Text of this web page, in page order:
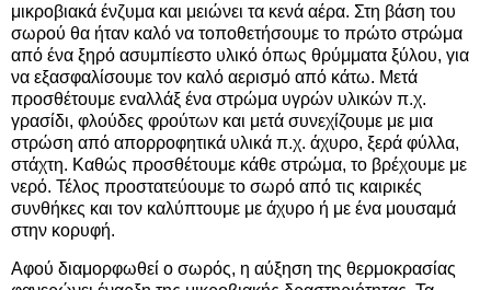
μικροβιακά ένζυμα και μειώνει τα κενά αέρα. Στη βάση του
σωρού θα ήταν καλό να τοποθετήσουμε το πρώτο στρώμα
από ένα ξηρό ασυμπίεστο υλικό όπως θρύμματα ξύλου, για
να εξασφαλίσουμε τον καλό αερισμό από κάτω. Μετά
προσθέτουμε εναλλάξ ένα στρώμα υγρών υλικών π.χ.
γρασίδι, φλούδες φρούτων και μετά συνεχίζουμε με μια
στρώση από απορροφητικά υλικά π.χ. άχυρο, ξερά φύλλα,
στάχτη. Καθώς προσθέτουμε κάθε στρώμα, το βρέχουμε με
νερό. Τέλος προστατεύουμε το σωρό από τις καιρικές
συνθήκες και τον καλύπτουμε με άχυρο ή με ένα μουσαμά
στην κορυφή.
Αφού διαμορφωθεί ο σωρός, η αύξηση της θερμοκρασίας